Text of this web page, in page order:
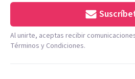
Al unirte, aceptas recibir
Términos y Condiciones.